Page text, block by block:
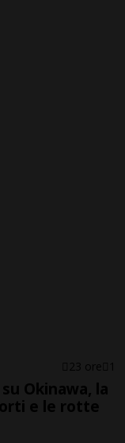
23 ore 1
Okinawa, la
e le rotte